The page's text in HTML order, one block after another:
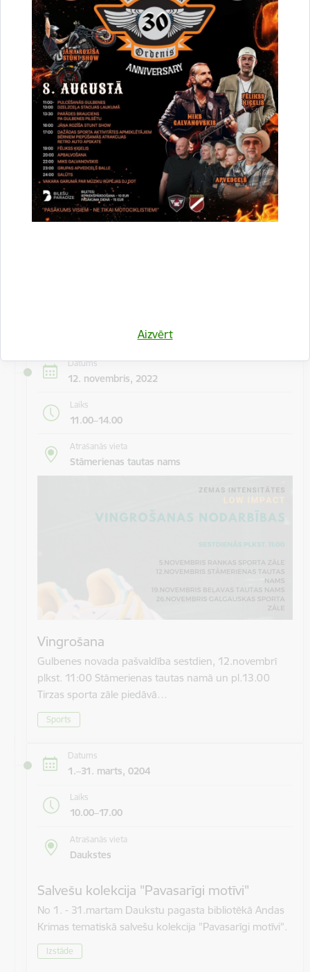
Aizvērt
Laiks
10.00
Atrašanās vieta
Druvienas Latviskās dzīvesziņas centrs
Datums
12. novembris, 2022
Laiks
11.00–14.00
Atrašanās vieta
Stāmerienas tautas nams
Vingrošana
Gulbenes novada pašvaldība sestdien, 12.novembrī
plkst. 11:00 Stāmerienas tautas namā un pl.13.00
Tirzas sporta zāle piedāvā…
Sports
Datums
1.–31. marts, 0204
Laiks
10.00–17.00
Atrašanās vieta
Daukstes
Salvešu kolekcija "Pavasarīgi motīvi"
No 1. - 31.martam Daukstu pagasta bibliotēkā Andas
Krimas tematiskā salvešu kolekcija "Pavasarīgi motīvi".
Izstāde